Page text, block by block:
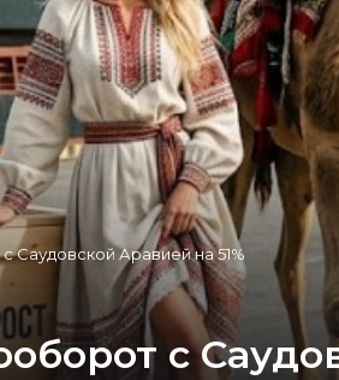
Саудовской Аравией на 51%
с